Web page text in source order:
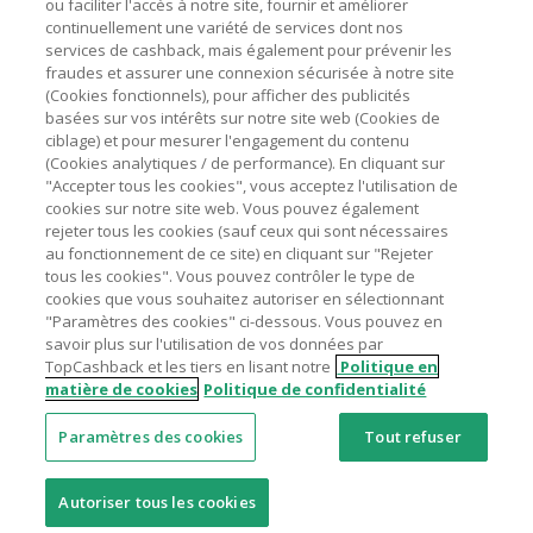
livraison/d’emballage/de service.
L'utilisation de plugins tels que Honey, AdBlock, uBlock, Pi-
hole et VPN peut bloquer le suivi de votre commande.
Pour chaque nouvelle transaction, il faut revenir sur
TopCashback et cliquer sur le bouton rose de cashback
pour accéder au site marchand et faire votre achat.
Assurez-vous que le lien TopCashback est le dernier lien
utilisé pour visiter le site marchand avant de finaliser votre
achat.
Tout compte impliqué dans des commandes ou activités
frauduleuses pour manipuler le système de cashback sera
clôturé et leur cashback confisqué.
Astuces pour économiser
A propos de
Contactez-nous
Mentions légales
Nos sites UK US CN JP DE AU
© 2005 - 2026 TopCashback Group Limited
ou faciliter l'accès à notre site, fournir et améliorer
continuellement une variété de services dont nos
services de cashback, mais également pour prévenir les
fraudes et assurer une connexion sécurisée à notre site
(Cookies fonctionnels), pour afficher des publicités
basées sur vos intérêts sur notre site web (Cookies de
ciblage) et pour mesurer l'engagement du contenu
(Cookies analytiques / de performance). En cliquant sur
"Accepter tous les cookies", vous acceptez l'utilisation de
cookies sur notre site web. Vous pouvez également
rejeter tous les cookies (sauf ceux qui sont nécessaires
au fonctionnement de ce site) en cliquant sur "Rejeter
tous les cookies". Vous pouvez contrôler le type de
cookies que vous souhaitez autoriser en sélectionnant
"Paramètres des cookies" ci-dessous. Vous pouvez en
savoir plus sur l'utilisation de vos données par
TopCashback et les tiers en lisant notre Politique en
matière de cookies Politique de confidentialité
Paramètres des cookies Tout refuser
Autoriser tous les cookies